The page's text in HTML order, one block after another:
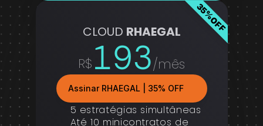
CLOUD RHAEGAL
R$193/mês
Assinar RHAEGAL | 35% OFF
5 estratégias simultâneas
35%OFF